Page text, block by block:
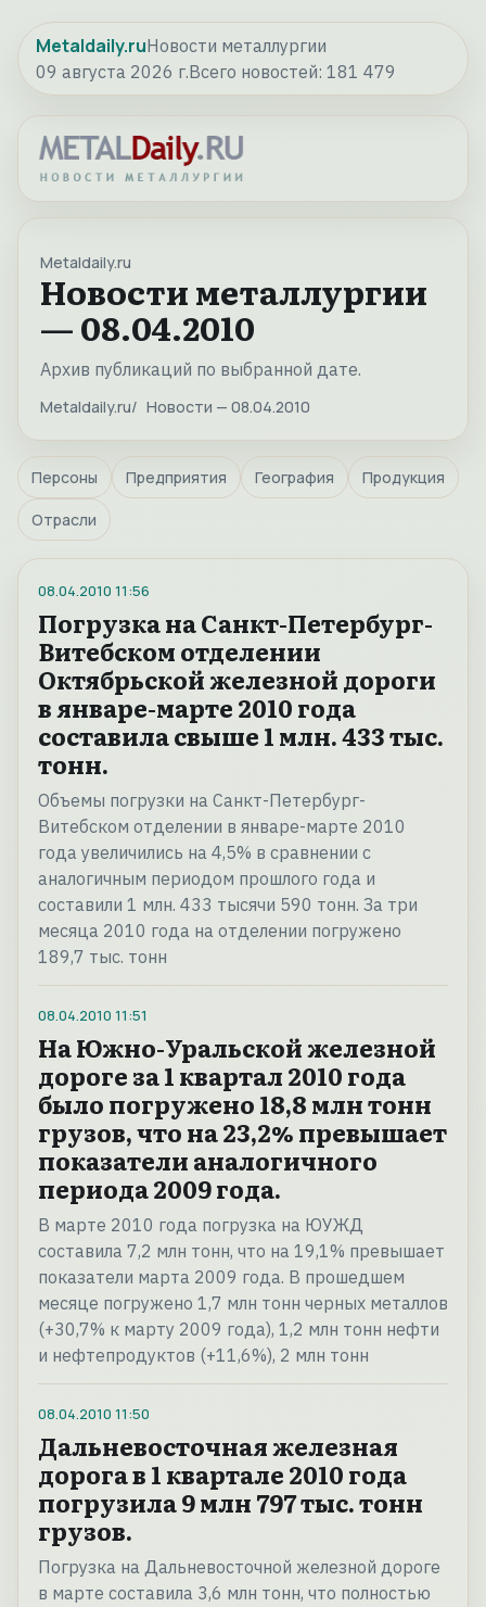
Metaldaily.ruНовости металлургии
09 августа 2026 г.Всего новостей: 181 479
Metaldaily.ru
Новости металлургии
— 08.04.2010
Архив публикаций по выбранной дате.
Metaldaily.ru Новости — 08.04.2010
Персоны Предприятия География Продукция
Отрасли
08.04.2010 11:56
Погрузка на Санкт-Петербург-
Витебском отделении
Октябрьской железной дороги
в январе-марте 2010 года
составила свыше 1 млн. 433 тыс.
тонн.
Объемы погрузки на Санкт-Петербург-
Витебском отделении в январе-марте 2010
года увеличились на 4,5% в сравнении с
аналогичным периодом прошлого года и
составили 1 млн. 433 тысячи 590 тонн. За три
месяца 2010 года на отделении погружено
189,7 тыс. тонн
08.04.2010 11:51
На Южно-Уральской железной
дороге за 1 квартал 2010 года
было погружено 18,8 млн тонн
грузов, что на 23,2% превышает
показатели аналогичного
периода 2009 года.
В марте 2010 года погрузка на ЮУЖД
составила 7,2 млн тонн, что на 19,1% превышает
показатели марта 2009 года. В прошедшем
месяце погружено 1,7 млн тонн черных металлов
(+30,7% к марту 2009 года), 1,2 млн тонн нефти
и нефтепродуктов (+11,6%), 2 млн тонн
08.04.2010 11:50
Дальневосточная железная
дорога в 1 квартале 2010 года
погрузила 9 млн 797 тыс. тонн
грузов.
Погрузка на Дальневосточной железной дороге
в марте составила 3,6 млн тонн, что полностью